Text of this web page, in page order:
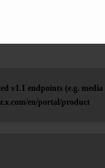
v1.1 endpoints (e.g.
en/portal/product